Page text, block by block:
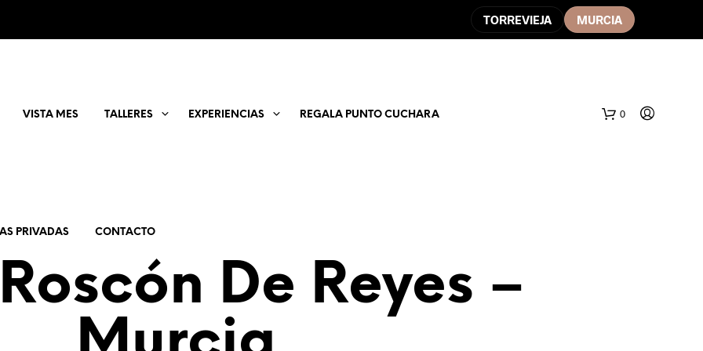
TORREVIEJA MURCIA
0
VISTA MES TALLERES EXPERIENCIAS REGALA PUNTO CUCHARA
PRIVADAS CONTACTO
De Reyes –